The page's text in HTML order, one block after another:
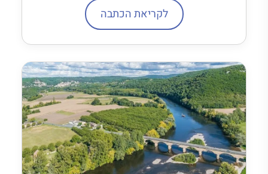
לקריאת הכתבה